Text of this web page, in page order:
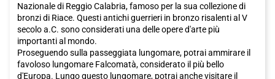
Nazionale di Reggio Calabria, famoso per la sua collezione di
bronzi di Riace. Questi antichi guerrieri in bronzo risalenti al V
secolo a.C. sono considerati una delle opere d'arte più
importanti al mondo.
Proseguendo sulla passeggiata lungomare, potrai ammirare il
favoloso lungomare Falcomatà, considerato il più bello
d'Europa. Lungo questo lungomare, potrai anche visitare il